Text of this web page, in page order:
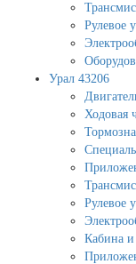
Рулевое
Урал 43206
Ходовая
Рулевое
Кабина и